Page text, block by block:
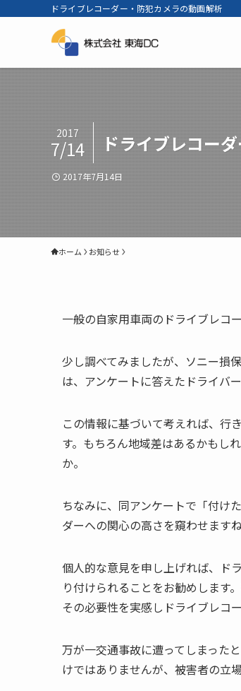
ドライブレコーダー・防犯カメラの動画解析
ドライブレコー
2017
7/14
2017年7月14日
ホーム お知らせ
一般の自家用車両のドライブレコ
少し調べてみましたが、ソニー損
は、アンケートに答えたドライバー
この情報に基づいて考えれば、行
す。もちろん地域差はあるかもし
か。
ちなみに、同アンケートで「付け
ダーへの関心の高さを窺わせますね
個人的な意見を申し上げれば、ド
り付けられることをお勧めします
その必要性を実感しドライブレコ
万が一交通事故に遭ってしまった
けではありませんが、被害者の立